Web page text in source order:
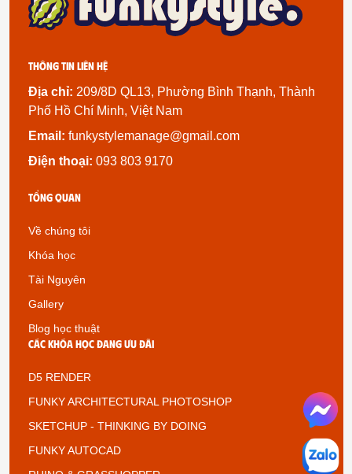
Thông tin liên hệ
Địa chỉ: 209/8D QL13, Phường Bình Thạnh, Thành
Phố Hồ Chí Minh, Việt Nam
Email: funkystylemanage@gmail.com
Điện thoại: 093 803 9170
Tổng quan
Về chúng tôi
Khóa học
Tài Nguyên
Gallery
Blog học thuật
Các khóa học đang ưu đãi
D5 RENDER
FUNKY ARCHITECTURAL PHOTOSHOP
SKETCHUP - THINKING BY DOING
FUNKY AUTOCAD